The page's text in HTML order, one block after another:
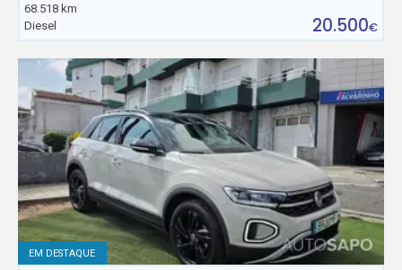
68.518 km
Diesel
20.500€
EM DESTAQUE